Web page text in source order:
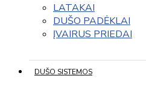
LATAKAI
DUŠO PADĖKLAI
ĮVAIRUS PRIEDAI
DUŠO SISTEMOS